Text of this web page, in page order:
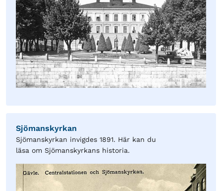
Sjömanskyrkan
Sjömanskyrkan invigdes 1891. Här kan du
läsa om Sjömanskyrkans historia.